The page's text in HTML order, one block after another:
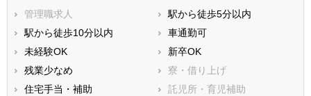
入間郡越生町
比企郡滑川町
比企郡嵐山町
比企郡小川町
比企郡川島町
比企郡吉見町
比企郡鳩山町
比企郡ときがわ町
秩父郡横瀬町
秩父郡皆野町
管理職求人
駅から徒歩5分以内
駅から徒歩10分以内
車通勤可
未経験OK
新卒OK
残業少なめ
寮・借り上げ
住宅手当・補助
託児所・育児補助